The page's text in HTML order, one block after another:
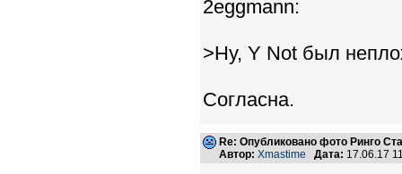
2eggmann:
>Ну, Y Not был
Согласна.
Re: Опубликовано фото Ринго
Автор: Xmastime Дата: 17.06.17